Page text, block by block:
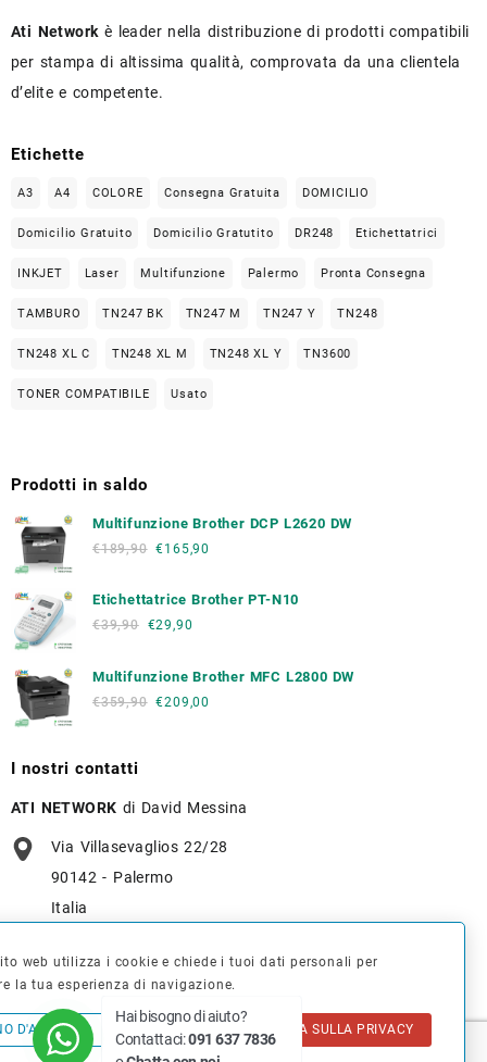
Ati Network è leader nella distribuzione di prodotti compatibili
per stampa di altissima qualità, comprovata da una clientela
d’elite e competente.
Etichette
A3 A4 COLORE Consegna Gratuita DOMICILIO
Domicilio Gratuito Domicilio Gratutito DR248 Etichettatrici
INKJET Laser Multifunzione Palermo Pronta Consegna
TAMBURO TN247 BK TN247 M TN247 Y TN248
TN248 XL C TN248 XL M TN248 XL Y TN3600
TONER COMPATIBILE Usato
Prodotti in saldo
Multifunzione Brother DCP L2620 DW
€189,90 €165,90
Etichettatrice Brother PT-N10
€39,90 €29,90
Multifunzione Brother MFC L2800 DW
€359,90 €209,00
I nostri contatti
ATI NETWORK di David Messina
Via Villasevaglios 22/28
90142 - Palermo
Italia
info@tonerverde.it
WhatsApp: +39 375 723 3386
web utilizza i cookie e chiede i tuoi dati personali per
la tua esperienza di navigazione.
D'ACCORDO INFORMATIVA SULLA PRIVACY
Hai bisogno di aiuto?
Contattaci:091 637 7836